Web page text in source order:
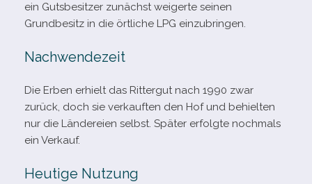
ein Gutsbesitzer zunächst wei­gerte sei­nen
Grundbesitz in die ört­li­che LPG einzubringen.
Nachwendezeit
Die Erben erhielt das Rittergut nach 1990 zwar
zurück, doch sie ver­kauf­ten den Hof und behiel­ten
nur die Ländereien selbst. Später erfolgte noch­mals
ein Verkauf.
Heutige Nutzung